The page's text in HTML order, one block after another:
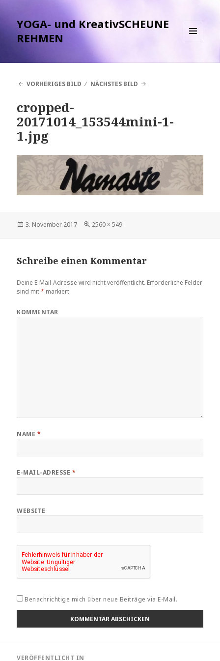
YOGA- und KreativSCHEUNE
REHMEN
WIDGETS
VORHERIGES BILD NÄCHSTES BILD
cropped-
20171014_153544mini-1-
1.jpg
Veröffentlicht
3. November 2017
Volle
2560 × 549
Schreibe einen Kommentar
Deine E-Mail-Adresse wird nicht veröffentlicht. Erforderliche Felder
sind mit* markiert
KOMMENTAR
NAME *
E-MAIL-ADRESSE *
WEBSITE
Benachrichtige mich über neue Beiträge via E-Mail.
VERÖFFENTLICHT IN